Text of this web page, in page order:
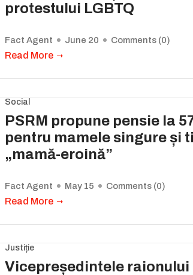
protestului LGBTQ
Fact Agent June 20 Comments (0)
Read More
Social
PSRM propune pensie la
pentru mamele singure și
„mamă-eroină”
Fact Agent May 15 Comments (0)
Read More
Justiție
Vicepreședintele raionului